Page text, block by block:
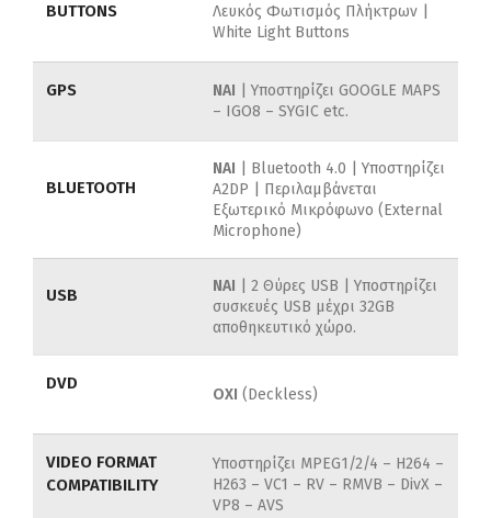
BUTTONS
Λευκός Φωτισμός Πλήκτρων |
White Light Buttons
GPS NAI | Υποστηρίζει GOOGLE MAPS
– IGO8 – SYGIC etc.
BLUETOOTH
ΝΑΙ | Bluetooth 4.0 | Υποστηρίζει
A2DP | Περιλαμβάνεται
Εξωτερικό Μικρόφωνο (External
Microphone)
USB ΝΑΙ | 2 Θύρες USB | Υποστηρίζει
συσκευές USB μέχρι 32GB
αποθηκευτικό χώρο.
DVD
ΟΧΙ (Deckless)
VIDEO FORMAT
COMPATIBILITY
Υποστηρίζει MPEG1/2/4 – H264 –
H263 – VC1 – RV – RMVB – DivX –
VP8 – AVS